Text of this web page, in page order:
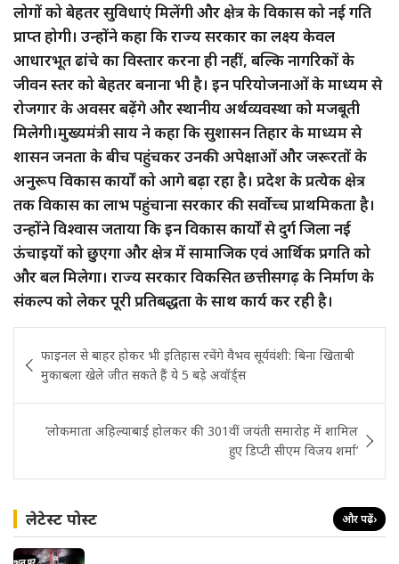
लोगों को बेहतर सुविधाएं मिलेंगी और क्षेत्र के विकास को नई गति
प्राप्त होगी। उन्होंने कहा कि राज्य सरकार का लक्ष्य केवल
आधारभूत ढांचे का विस्तार करना ही नहीं, बल्कि नागरिकों के
जीवन स्तर को बेहतर बनाना भी है। इन परियोजनाओं के माध्यम से
रोजगार के अवसर बढ़ेंगे और स्थानीय अर्थव्यवस्था को मजबूती
मिलेगी।मुख्यमंत्री साय ने कहा कि सुशासन तिहार के माध्यम से
शासन जनता के बीच पहुंचकर उनकी अपेक्षाओं और जरूरतों के
अनुरूप विकास कार्यों को आगे बढ़ा रहा है। प्रदेश के प्रत्येक क्षेत्र
तक विकास का लाभ पहुंचाना सरकार की सर्वोच्च प्राथमिकता है।
उन्होंने विश्वास जताया कि इन विकास कार्यों से दुर्ग जिला नई
ऊंचाइयों को छुएगा और क्षेत्र में सामाजिक एवं आर्थिक प्रगति को
और बल मिलेगा। राज्य सरकार विकसित छत्तीसगढ़ के निर्माण के
संकल्प को लेकर पूरी प्रतिबद्धता के साथ कार्य कर रही है।
navigation
फाइनल से बाहर होकर भी इतिहास रचेंगे वैभव सूर्यवंशी: बिना खिताबी
मुकाबला खेले जीत सकते हैं ये 5 बड़े अवॉर्ड्स
’लोकमाता अहिल्याबाई होलकर की 301वीं जयंती समारोह में शामिल
हुए डिप्टी सीएम विजय शर्मा’
लेटेस्ट पोस्ट और पढ़ें›